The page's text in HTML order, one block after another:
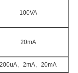
100VA
20mA
200uA、2mA、20mA